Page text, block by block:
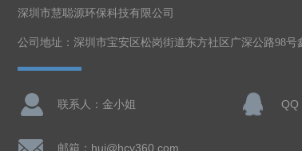
深圳市慧聪源环保科技有限公司
公司地址：深圳市宝安区松岗街道东方社区广深公路98
联系人：金小姐 QQ
邮箱：hui@hcy360.com